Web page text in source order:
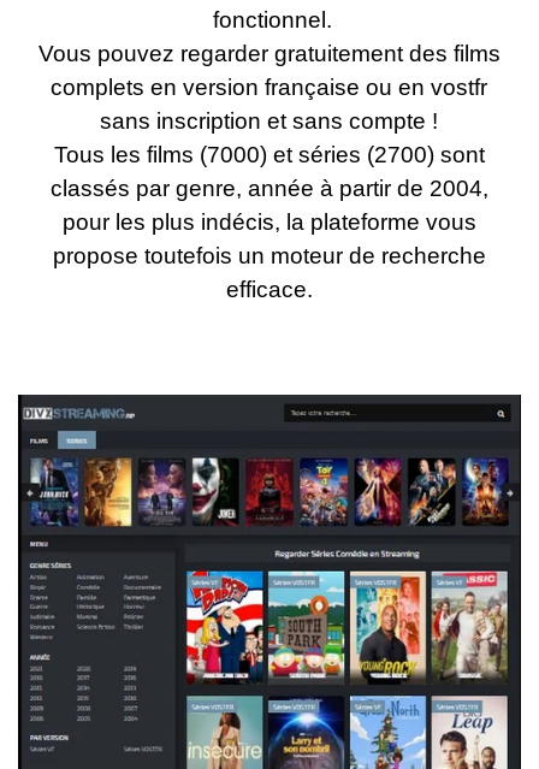
fonctionnel.
Vous pouvez regarder gratuitement des films
complets en version française ou en vostfr
sans inscription et sans compte !
Tous les films (7000) et séries (2700) sont
classés par genre, année à partir de 2004,
pour les plus indécis, la plateforme vous
propose toutefois un moteur de recherche
efficace.